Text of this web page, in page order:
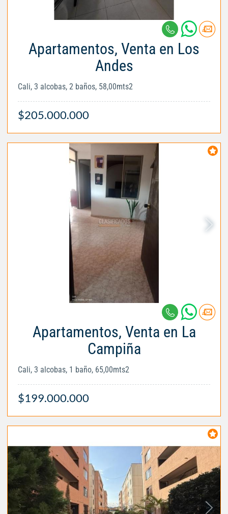
Apartamentos, Venta en Los
Andes
Cali, 3 alcobas, 2 baños, 58,00mts2
$205.000.000
Apartamentos, Venta en La
Campiña
Cali, 3 alcobas, 1 baño, 65,00mts2
$199.000.000